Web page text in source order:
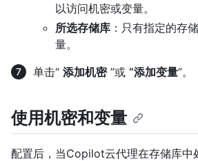
以访问机密或变量。
所选存储库 ：只有指定的存
量。
单击“ 添加机密”或 “添加变量”。
使用机密和变量
配置后，当Copilot云代理在存储库中